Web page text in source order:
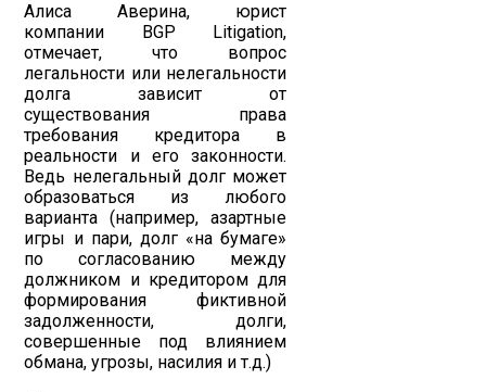
Алиса Аверина, юрист
компании BGP Litigation,
отмечает, что вопрос
легальности или нелегальности
долга зависит от
существования права
требования кредитора в
реальности и его законности.
Ведь нелегальный долг может
образоваться из любого
варианта (например, азартные
игры и пари, долг «на бумаге»
по согласованию между
должником и кредитором для
формирования фиктивной
задолженности, долги,
совершенные под влиянием
обмана, угрозы, насилия и т.д.)